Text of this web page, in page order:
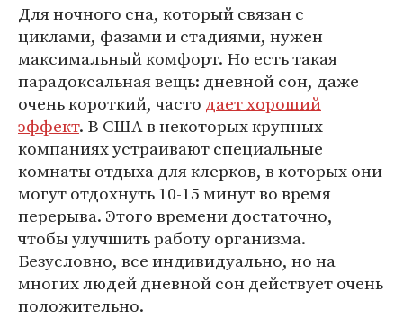
Для ночного сна, который связан с
циклами, фазами и стадиями, нужен
максимальный комфорт. Но есть такая
парадоксальная вещь: дневной сон, даже
очень короткий, часто дает хороший
эффект. В США в некоторых крупных
компаниях устраивают специальные
комнаты отдыха для клерков, в которых они
могут отдохнуть 10-15 минут во время
перерыва. Этого времени достаточно,
чтобы улучшить работу организма.
Безусловно, все индивидуально, но на
многих людей дневной сон действует очень
положительно.